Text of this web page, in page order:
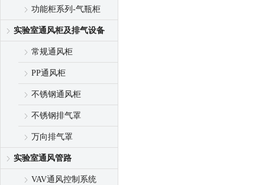
功能柜系列-气瓶柜
实验室通风柜及排气设备
常规通风柜
PP通风柜
不锈钢通风柜
不锈钢排气罩
万向排气罩
实验室通风管路
VAV通风控制系统